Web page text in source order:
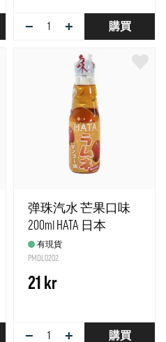
− + 購買
弹珠汽水 芒果口味
200ml HATA 日本
有現貨
PMDL0202
21 kr
− + 購買